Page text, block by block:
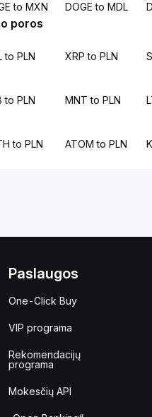
to MXN DOGE to MDL
poros
to PLN XRP to PLN
to PLN MNT to PLN
to PLN ATOM to PLN
Paslaugos
One-Click Buy
VIP programa
Rekomendacijų
programa
Mokesčių API